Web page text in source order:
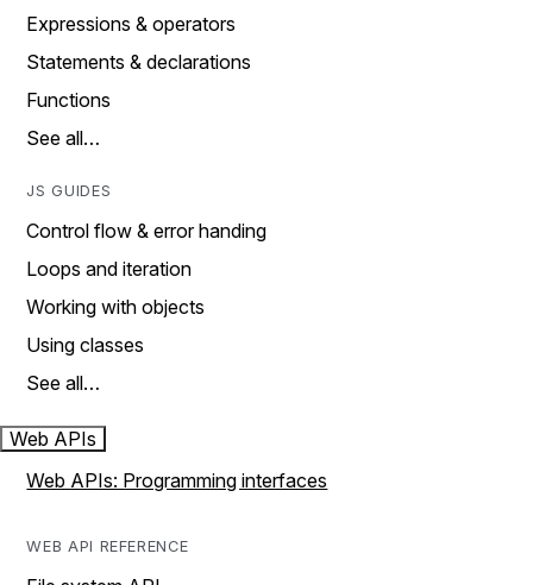
Expressions & operators
Statements & declarations
Functions
See all…
JS GUIDES
Control flow & error handing
Loops and iteration
Working with objects
Using classes
See all…
Web APIs
Web APIs: Programming interfaces
WEB API REFERENCE